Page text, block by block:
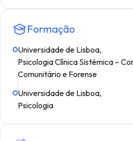
Formação
Universidade de Lisboa,
Psicologia Clínica Sistémica –
Comunitário e Forense
Universidade de Lisboa,
Psicologia